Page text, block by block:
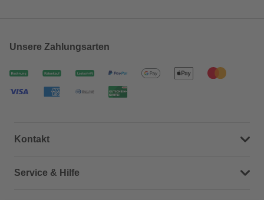
Unsere Zahlungsarten
Kontakt
Dein Kontakt zu uns
Service & Hilfe